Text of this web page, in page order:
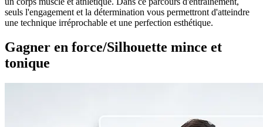
seuls l'engagement et la détermination vous permettront d'atteindre
une technique irréprochable et une perfection esthétique.
Gagner en force/Silhouette mince et
tonique